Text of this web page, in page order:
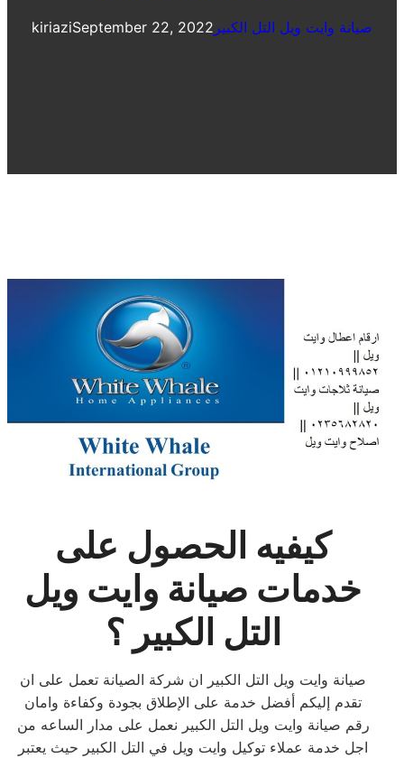
kiriaziSeptember 22, 2022 صيانة وايت ويل التل الكبير
كيفيه الحصول على
خدمات صيانة وايت ويل
التل الكبير ؟
صيانة وايت ويل التل الكبير ان شركة الصيانة تعمل على ان
تقدم إليكم أفضل خدمة على الإطلاق بجودة وكفاءة وامان
رقم صيانة وايت ويل التل الكبير نعمل على مدار الساعه من
اجل خدمة عملاء توكيل وايت ويل في التل الكبير حيث يعتبر